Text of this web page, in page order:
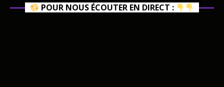
POUR NOUS ÉCOUTER EN DIRECT :